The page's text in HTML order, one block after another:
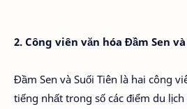
2. Công viên văn hóa Đầm Sen
Đầm Sen và Suối Tiên là hai công
tiếng nhất trong số các điểm du